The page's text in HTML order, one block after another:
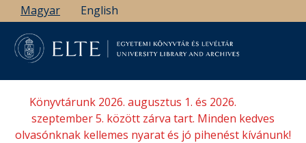
Ugrás
a
tartalomra
Magyar English
Könyvtárunk 2026. augusztus 1. és 2026.
szeptember 5. között zárva tart. Minden kedves
olvasónknak kellemes nyarat és jó pihenést kívánunk!